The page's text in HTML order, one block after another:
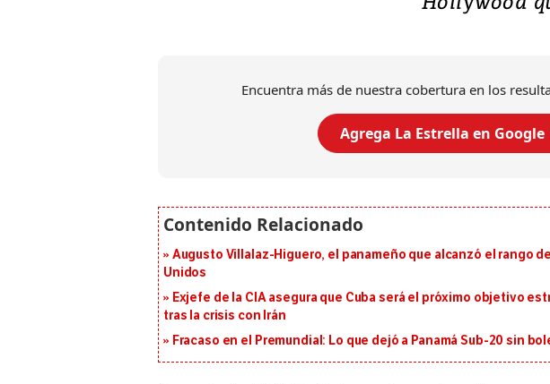
Encuentra más de nuestra cobertura en los
Agrega La Estrella en Google
Augusto Villalaz-Higuero, el panameño que alcanzó el rango
Unidos
Exjefe de la CIA asegura que Cuba será el próximo objetivo
tras la crisis con Irán
Fracaso en el Premundial: Lo que dejó a Panamá Sub-20 sin
al sur